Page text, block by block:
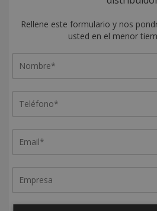
Rellene este formulario y nos
usted en el menor